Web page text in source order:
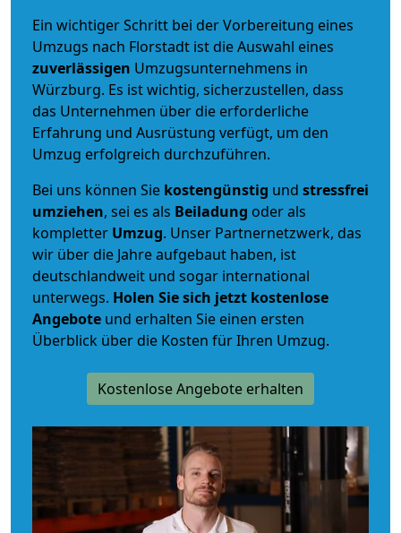
Ein wichtiger Schritt bei der Vorbereitung eines
Umzugs nach Florstadt ist die Auswahl eines
zuverlässigen Umzugsunternehmens in
Würzburg. Es ist wichtig, sicherzustellen, dass
das Unternehmen über die erforderliche
Erfahrung und Ausrüstung verfügt, um den
Umzug erfolgreich durchzuführen.
Bei uns können Sie kostengünstig und stressfrei
umziehen, sei es als Beiladung oder als
kompletter Umzug. Unser Partnernetzwerk, das
wir über die Jahre aufgebaut haben, ist
deutschlandweit und sogar international
unterwegs. Holen Sie sich jetzt kostenlose
Angebote und erhalten Sie einen ersten
Überblick über die Kosten für Ihren Umzug.
Kostenlose Angebote erhalten